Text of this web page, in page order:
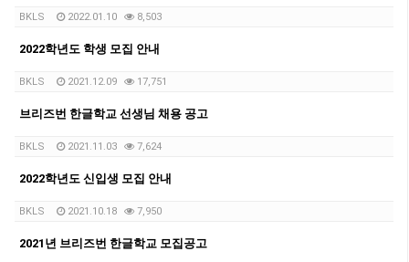
BKLS 2022.01.10 8,503
2022학년도 학생 모집 안내
BKLS 2021.12.09 17,751
브리즈번 한글학교 선생님 채용 공고
BKLS 2021.11.03 7,624
2022학년도 신입생 모집 안내
BKLS 2021.10.18 7,950
2021년 브리즈번 한글학교 모집공고